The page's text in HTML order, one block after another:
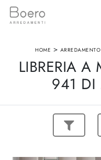
HOME >
LIBRERIA A
941 DI